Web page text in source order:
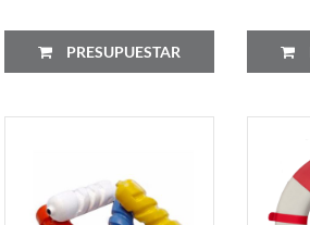
PRESUPUESTAR